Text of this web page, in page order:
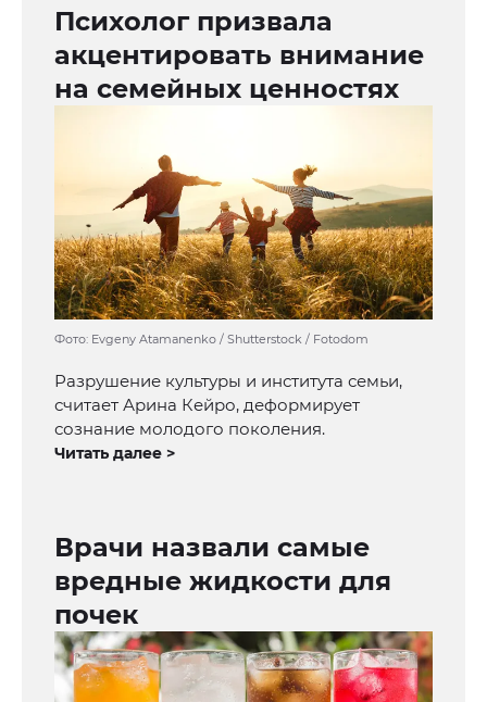
Психолог призвала
акцентировать внимание
на семейных ценностях
Фото: Evgeny Atamanenko / Shutterstock / Fotodom
Разрушение культуры и института семьи,
считает Арина Кейро, деформирует
сознание молодого поколения.
Читать далее >
Врачи назвали самые
вредные жидкости для
почек